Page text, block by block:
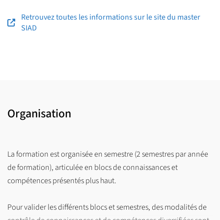
parcours sont également ouverts aux étudiants en formation
Retrouvez toutes les informations sur le site du master
SIAD
Organisation
La formation est organisée en semestre (2 semestres par année
de formation), articulée en blocs de connaissances et
compétences présentés plus haut.
Pour valider les différents blocs et semestres, des modalités de